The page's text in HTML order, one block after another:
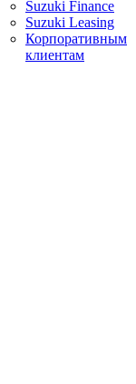
Suzuki Finance
Suzuki Leasing
Корпоративным
клиентам